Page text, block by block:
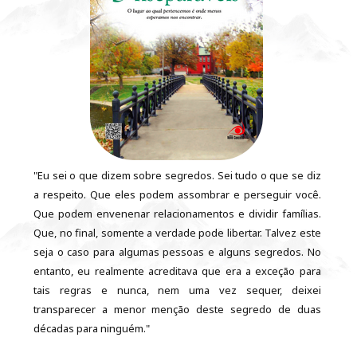
"Eu sei o que dizem sobre segredos. Sei tudo o que se diz
a respeito. Que eles podem assombrar e perseguir você.
Que podem envenenar relacionamentos e dividir famílias.
Que, no final, somente a verdade pode libertar. Talvez este
seja o caso para algumas pessoas e alguns segredos. No
entanto, eu realmente acreditava que era a exceção para
tais regras e nunca, nem uma vez sequer, deixei
transparecer a menor menção deste segredo de duas
décadas para ninguém."